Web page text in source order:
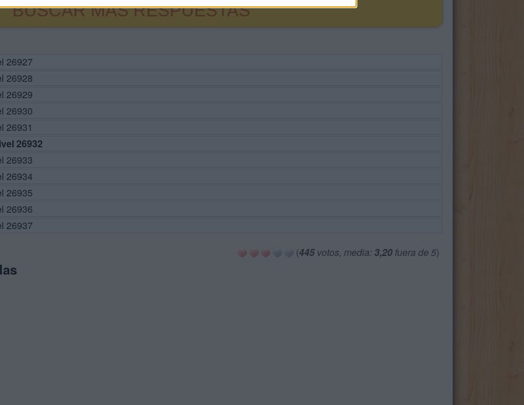
BUSCAR MÁS RESPUESTAS
26927
26928
26929
26930
26931
26932
26933
26934
26935
26936
26937
(445votos, media: 3,20 fuera de 5)